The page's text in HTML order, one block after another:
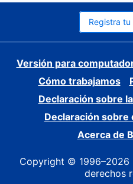
Registra tu
Versión para
Cómo trabajamos
Declaración sobre
Declaración sobre
Acerca de
Copyright © 1996–2026
derechos